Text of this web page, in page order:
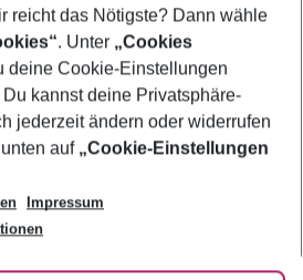
reicht das Nötigste? Dann wähle
. Unter „Cookies
deine Cookie-Einstellungen
kannst deine Privatsphäre-
jederzeit ändern oder widerrufen
auf „Cookie-Einstellungen
Impressum